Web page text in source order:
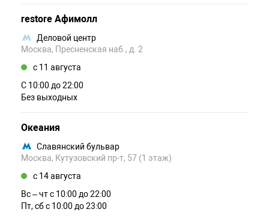
restore Афимолл
Деловой центр
Москва, Пресненская наб., д. 2
c 11 августа
С 10:00 до 22:00
Без выходных
Океания
Славянский бульвар
Москва, Кутузовский пр-т, 57 (1 этаж)
c 14 августа
Вс – чт c 10:00 до 22:00
Пт, сб c 10:00 до 23:00